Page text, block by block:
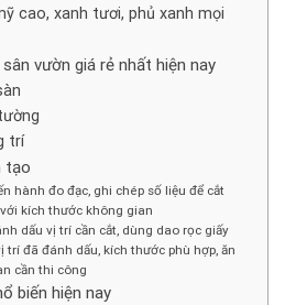
cao, xanh tươi, phủ xanh mọi
vườn giá rẻ nhất hiện nay
trí
tạo
hành đo đạc, ghi chép số liệu để cắt
kích thước không gian
dấu vị trí cần cắt, dùng dao rọc giấy
trí đã đánh dấu, kích thước phù hợp, ăn
cần thi công
biến hiện nay